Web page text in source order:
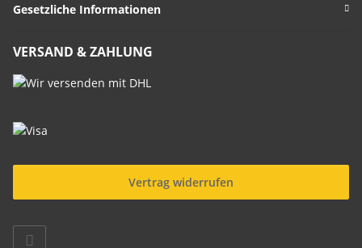
Gesetzliche Informationen
VERSAND & ZAHLUNG
Vertrag widerrufen